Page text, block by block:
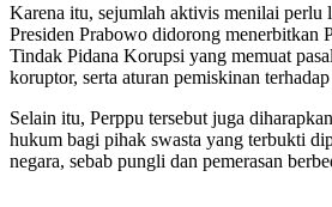
Karena itu, sejumlah aktivis menilai perlu
Presiden Prabowo didorong menerbitkan
Tindak Pidana Korupsi yang memuat
koruptor, serta aturan pemiskinan
Selain itu, Perppu tersebut juga
hukum bagi pihak swasta yang terbukti
negara, sebab pungli dan pemerasan